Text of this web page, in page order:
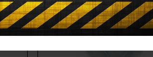
STOKTA YOK